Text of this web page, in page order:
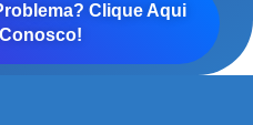
Clique Aqui